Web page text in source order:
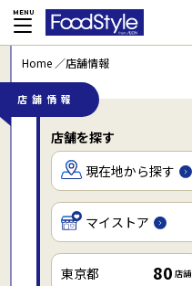
Home 店舗情報
店舗情報
店舗を探す
現在地から探す
マイストア
東京都 80 店舗